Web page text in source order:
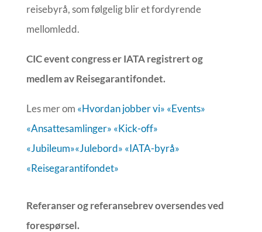
reisebyrå, som følgelig blir et fordyrende
mellomledd.
CIC event congress er IATA registrert og
medlem av Reisegarantifondet.
Les mer om «Hvordan jobber vi» «Events»
«Ansattesamlinger» «Kick-off»
«Jubileum»«Julebord» «IATA-byrå»
«Reisegarantifondet»
Referanser og referansebrev oversendes ved
forespørsel.